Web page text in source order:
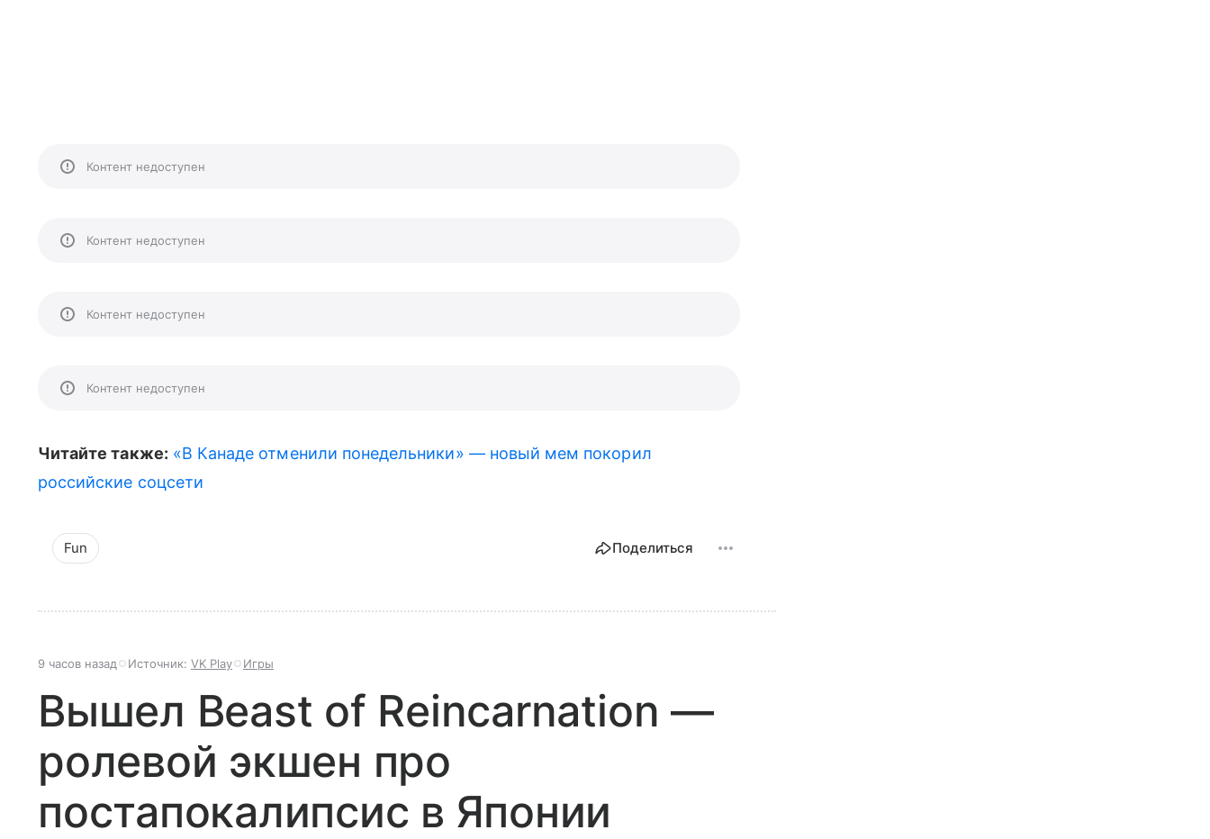
Контент недоступен
Контент недоступен
Контент недоступен
Контент недоступен
Читайте также: «В Канаде отменили понедельники» — новый мем покорил
российские соцсети
Fun Поделиться
9 часов назад Источник: VK Play Игры
Вышел Beast of Reincarnation —
ролевой экшен про
постапокалипсис в Японии